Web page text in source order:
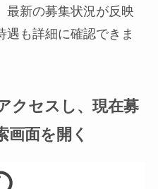
最新の募集状況が反映
遇も詳細に確認できま
クセスし、現在募
画面を開く